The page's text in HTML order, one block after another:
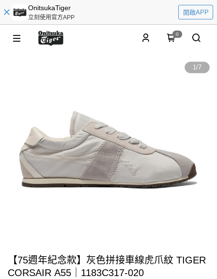
OnitsukaTiger
立刻使用官方APP
開啟APP
0
1/7
【75週年紀念款】灰色拼接車線虎爪紋 TIGER
CORSAIR A55｜1183C317-020